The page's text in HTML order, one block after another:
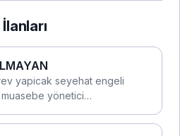
yapicak seyehat engeli
yönetici…